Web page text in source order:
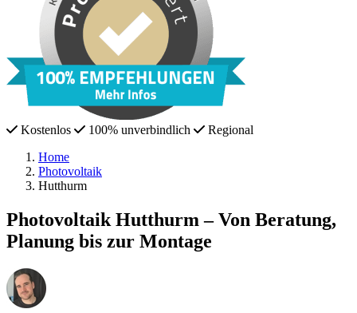
Kostenlos 100% unverbindlich
Regional
Home
Photovoltaik
Hutthurm
Photovoltaik Hutthurm – Von Beratung,
Planung bis zur Montage